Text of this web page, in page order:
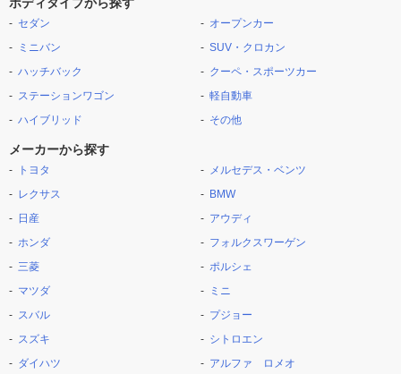
ボディタイプから探す
セダン
ミニバン
ハッチバック
ステーションワゴン
ハイブリッド
オープンカー
SUV・クロカン
クーペ・スポーツカー
軽自動車
その他
メーカーから探す
トヨタ
レクサス
日産
ホンダ
三菱
マツダ
スバル
スズキ
ダイハツ
メルセデス・ベンツ
BMW
アウディ
フォルクスワーゲン
ポルシェ
ミニ
プジョー
シトロエン
アルファ ロメオ